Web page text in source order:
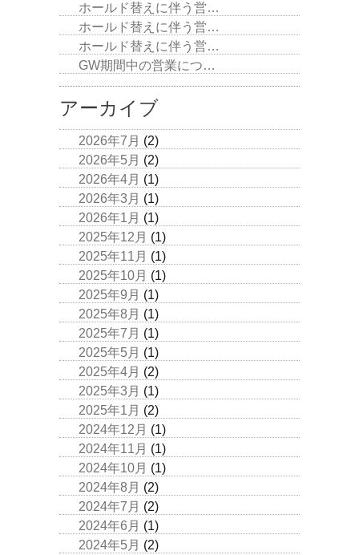
ホールド替えに伴う営…
ホールド替えに伴う営…
ホールド替えに伴う営…
GW期間中の営業につ…
アーカイブ
2026年7月 (2)
2026年5月 (2)
2026年4月 (1)
2026年3月 (1)
2026年1月 (1)
2025年12月 (1)
2025年11月 (1)
2025年10月 (1)
2025年9月 (1)
2025年8月 (1)
2025年7月 (1)
2025年5月 (1)
2025年4月 (2)
2025年3月 (1)
2025年1月 (2)
2024年12月 (1)
2024年11月 (1)
2024年10月 (1)
2024年8月 (2)
2024年7月 (2)
2024年6月 (1)
2024年5月 (2)